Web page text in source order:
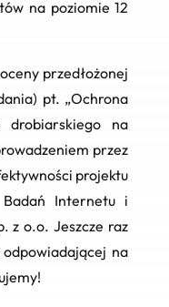
na poziomie12
przedłożonej
pt. „Ochrona
drobiarskiego na
przez
projektu
Internetu i
z o.o. Jeszcze raz
na